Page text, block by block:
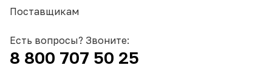
Поставщикам
Есть вопросы? Звоните:
8 800 707 50 25